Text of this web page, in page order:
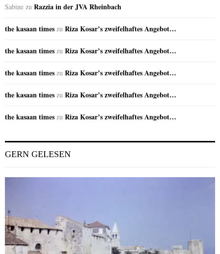
Sabine zu Razzia in der JVA Rheinbach
the kasaan times zu Riza Kosar’s zweifelhaftes Angebot…
the kasaan times zu Riza Kosar’s zweifelhaftes Angebot…
the kasaan times zu Riza Kosar’s zweifelhaftes Angebot…
the kasaan times zu Riza Kosar’s zweifelhaftes Angebot…
the kasaan times zu Riza Kosar’s zweifelhaftes Angebot…
GERN GELESEN